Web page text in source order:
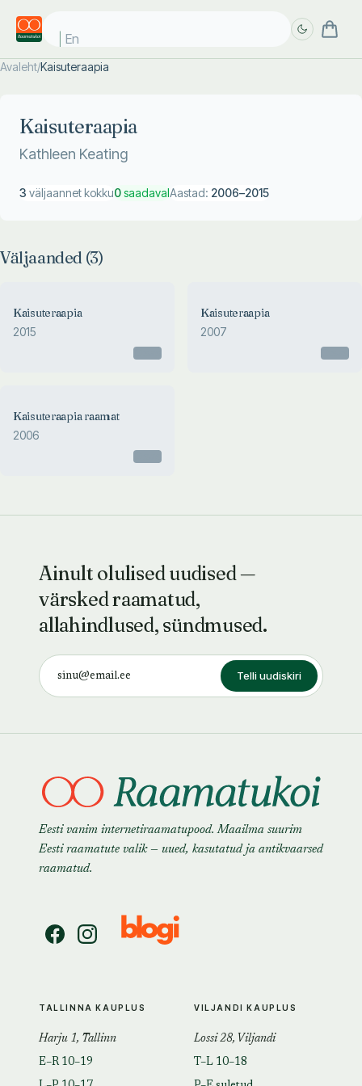
Enn
Avaleht/Kaisuteraapia
Kaisuteraapia
Kathleen Keating
3 väljaannet kokku0saadavalAastad: 2006–2015
Väljaanded (3)
Kaisuteraapia
2015
Kaisuteraapia
2007
Kaisuteraapia raamat
2006
Ainult olulised uudised —
värsked raamatud,
allahindlused, sündmused.
Telli uudiskiri
Eesti vanim internetiraamatupood. Maailma suurim
Eesti raamatute valik — uued, kasutatud ja antikvaarsed
raamatud.
TALLINNA KAUPLUS
Harju 1, Tallinn
E–R 10–19
VILJANDI KAUPLUS
Lossi 28, Viljandi
T–L 10–18